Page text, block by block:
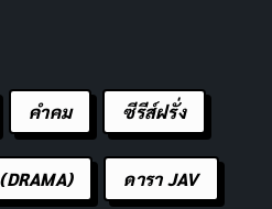
ครั้งโดยที่ไม่มีความทรงจำ
วอีกคนที่บอกว่าจะช่วยเธอ ซี
ไปด้วยความเข้มข้นและการ
ของตัวละคร นำแสดงโดย
คําคม ซีรีส์ฝรั่ง
ดารา JAV